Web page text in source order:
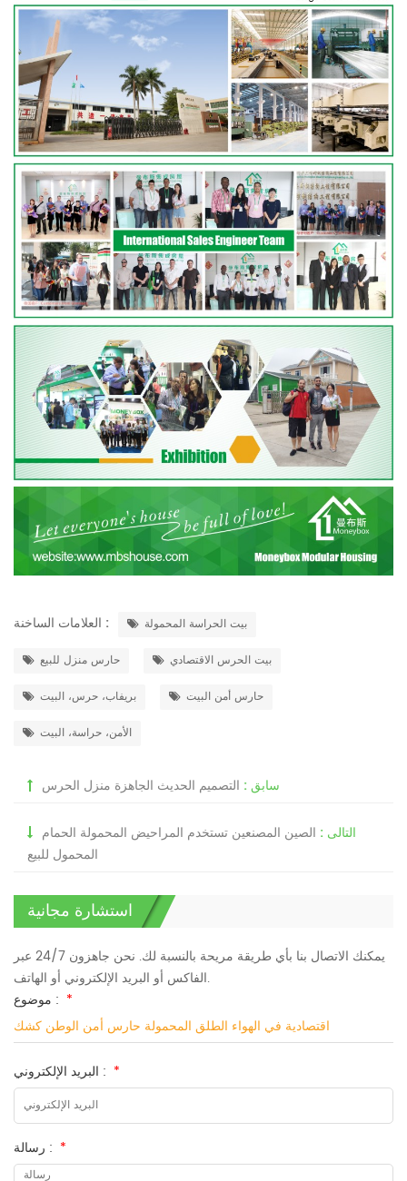
العلامات الساخنة : بيت الحراسة المحمولة
حارس منزل للبيع بيت الحرس الاقتصادي
بريفاب، حرس، البيت حارس أمن البيت
الأمن، حراسة، البيت
سابق : التصميم الحديث الجاهزة منزل الحرس
التالى : الصين المصنعين تستخدم المراحيض المحمولة الحمام
المحمول للبيع
استشارة مجانية
يمكنك الاتصال بنا بأي طريقة مريحة بالنسبة لك. نحن جاهزون 24/7 عبر
الفاكس أو البريد الإلكتروني أو الهاتف.
موضوع : *
اقتصادية في الهواء الطلق المحمولة حارس أمن الوطن كشك
البريد الإلكتروني : *
رسالة : *